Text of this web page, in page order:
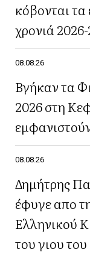
κόβονται
χρονιά
08.08.26
Βγήκαν τα
2026 στη
08.08.26
Δημήτρης
έφυγε απο
Ελληνικού
του γιου